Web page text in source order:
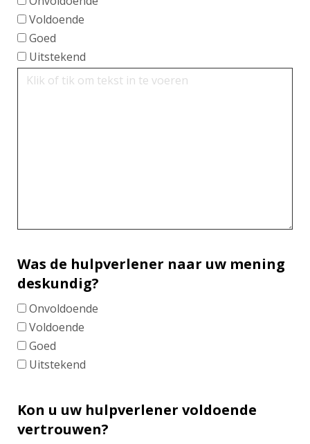
Voldoende
Goed
Uitstekend
Was de hulpverlener naar uw mening
deskundig?
Onvoldoende
Voldoende
Goed
Uitstekend
Kon u uw hulpverlener voldoende
vertrouwen?